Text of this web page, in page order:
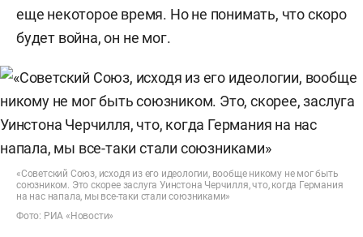
еще некоторое время. Но не понимать, что скоро
будет война, он не мог.
«Советский Союз, исходя из его идеологии, вообще никому не мог быть
союзником. Это скорее заслуга Уинстона Черчилля, что, когда Германия
на нас напала, мы все-таки стали союзниками»
Фото: РИА «Новости»